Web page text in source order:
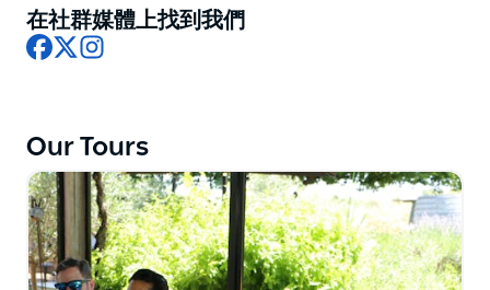
還是想體驗比爾平的獨特魅力，這裡總有一款適合您。
無論是生日、婚禮，還是只想輕鬆愜意地度過一天，
程。
在社群媒體上找到我們
Facebook
X
Our Tours